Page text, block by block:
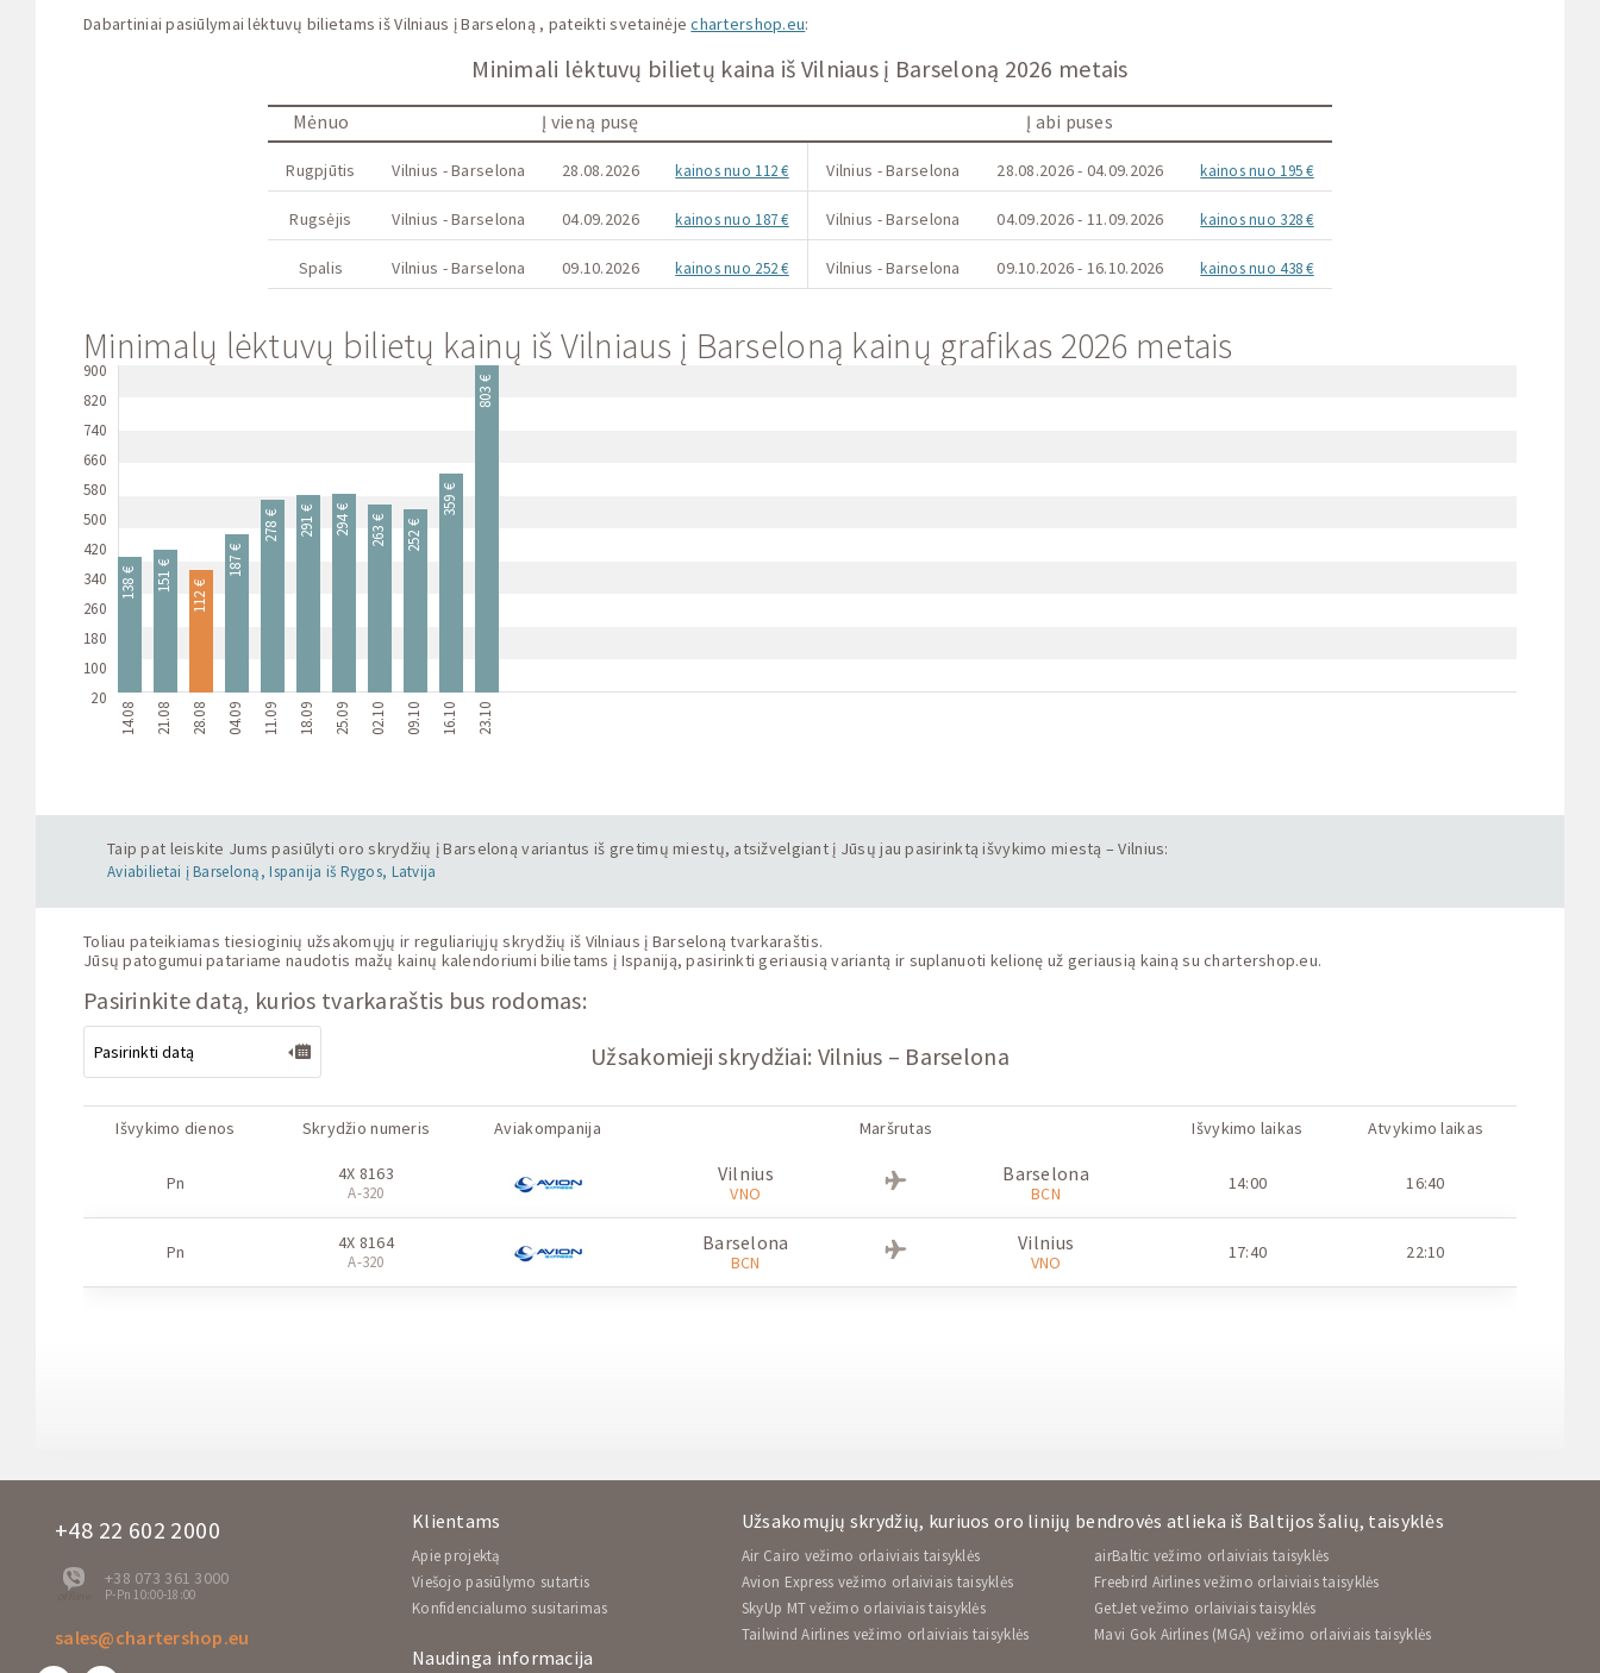
Dabartiniai pasiūlymai lėktuvų bilietams iš Vilniaus į Barseloną , pateikti svetainėjechartershop.eu:
Minimali lėktuvų bilietų kaina iš Vilniaus į Barseloną 2026 metais
Mėnuo Į vieną pusę Į abi puses
Rugpjūtis Vilnius - Barselona 28.08.2026 kainos nuo 112 € Vilnius - Barselona 28.08.2026 - 04.09.2026 kainos nuo 195 €
Rugsėjis Vilnius - Barselona 04.09.2026 kainos nuo 187 € Vilnius - Barselona 04.09.2026 - 11.09.2026 kainos nuo 328 €
Spalis Vilnius - Barselona 09.10.2026 kainos nuo 252 € Vilnius - Barselona 09.10.2026 - 16.10.2026 kainos nuo 438 €
Minimalų lėktuvų bilietų kainų iš Vilniaus į Barseloną kainų grafikas 2026 metais
900
820
740
660
580
500
420
340
260
180
100
20
138 €
14.08
151 €
21.08
112 €
28.08
187 €
04.09
278 €
11.09
291 €
18.09
294 €
25.09
263 €
02.10
252 €
09.10
359 €
16.10
803 €
23.10
Taip pat leiskite Jums pasiūlyti oro skrydžių į Barseloną variantus iš gretimų miestų, atsižvelgiant į Jūsų jau pasirinktą išvykimo miestą – Vilnius:
Aviabilietai į Barseloną, Ispanija iš Rygos, Latvija
Toliau pateikiamas tiesioginių užsakomųjų ir reguliariųjų skrydžių iš Vilniaus į Barseloną tvarkaraštis.
Jūsų patogumui patariame naudotis mažų kainų kalendoriumi bilietams į Ispaniją, pasirinkti geriausią variantą ir suplanuoti kelionę už geriausią kainą suchartershop.eu.
Pasirinkite datą, kurios tvarkaraštis bus rodomas:
Užsakomieji skrydžiai: Vilnius – Barselona
Išvykimo dienos Skrydžio numeris Aviakompanija Maršrutas Išvykimo laikas Atvykimo laikas
Pn 4X 8163
A-320
Vilnius
VNO
Barselona
BCN 14:00 16:40
Pn 4X 8164
A-320
Barselona
BCN
Vilnius
VNO 17:40 22:10
+48 22 602 2000
offline
+38 073 361 3000
P-Pn 10:00-18:00
sales@chartershop.eu
Klientams
Apie projektą
Viešojo pasiūlymo sutartis
Konfidencialumo susitarimas
Naudinga informacija
Užsakomųjų skrydžių, kuriuos oro linijų bendrovės atlieka iš Baltijos šalių, taisyklės
Air Cairo vežimo orlaiviais taisyklės
Avion Express vežimo orlaiviais taisyklės
SkyUp MT vežimo orlaiviais taisyklės
Tailwind Airlines vežimo orlaiviais taisyklės
airBaltic vežimo orlaiviais taisyklės
Freebird Airlines vežimo orlaiviais taisyklės
GetJet vežimo orlaiviais taisyklės
Mavi Gok Airlines (MGA) vežimo orlaiviais taisyklės